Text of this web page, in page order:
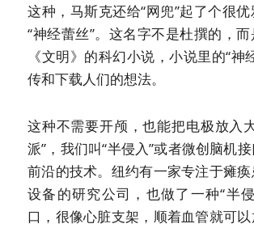
这种，马斯克还给“网兜”起了个很
“神经蕾丝”。这名字不是杜撰的，
《文明》的科幻小说，小说里的“神
传和下载人们的想法。
这种不需要开颅，也能把电极放入
派”，我们叫“半侵入”或者微创脑机
前沿的技术。纽约有一家专注于瘫
设备的研究公司，也做了一种“半
口，很像心脏支架，顺着血管就可